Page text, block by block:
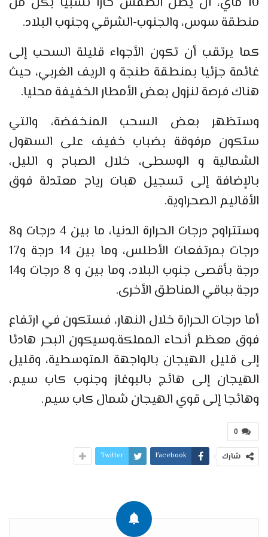
منطقة سوس، والجنوب-الشرقي وجنوب البلاد.
كما يرتقب أن تكون الأجواء قليلة السحب إلى
غائمة جزئيا بمنطقة طنجة و الريف الغربي، حيث
هناك فرصة لنزول بعض الأمطار الخفيفة محليا.
وستظهر بعض السحب المنخفضة، والتي
ستكون مرفوقة بضباب خفيف على السهول
الشمالية و الوسطى، خلال الصباح و الليل،
بالإضافة إلى تسجيل هبات رياح معتدلة فوق
الأقاليم الصحراوية.
وستتراوح درجات الحرارة الدنيا، ما بين 4 درجات و8
درجات بمرتفعات الأطلس، وما بين 14 درجة و17
درجة بأقصى جنوب البلاد، وما بين و 8 درجات و14
درجة بباقي المناطق الأخرى.
أما درجات الحرارة خلال النهار، فستكون في ارتفاع
فوق معظم أنحاء المملكة.وسيكون البحر هادئا
إلى قليل الهيجان بالواجهة المتوسطية، وقليل
الهيجان إلى هائج بالبوغاز وجنوب كاب سيم،
وهائجا إلى قوي الهيجان شمال كاب سيم.
0
شارك Facebook
Twitter